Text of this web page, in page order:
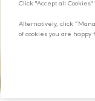
Click "Accept all
Alternatively, click
of cookies you are happy